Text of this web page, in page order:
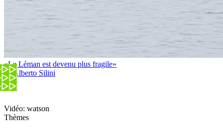
«Le Léman est devenu plus fragile»
de Alberto Silini
Vidéo: watson
Thèmes